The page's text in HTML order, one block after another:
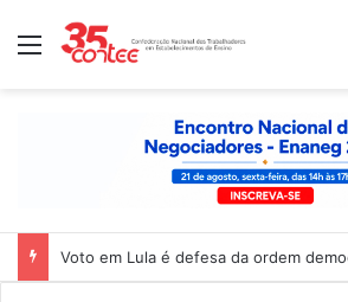
Menu
Voto em Lula é defesa da ordem